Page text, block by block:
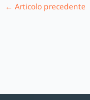
← Articolo precedente